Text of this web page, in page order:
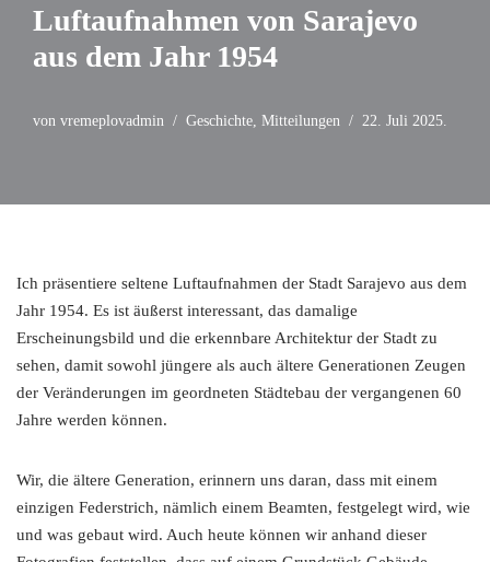
Luftaufnahmen von Sarajevo
aus dem Jahr 1954
von vremeplovadmin Geschichte Mitteilungen 22. Juli 2025.
Ich präsentiere seltene Luftaufnahmen der Stadt Sarajevo aus dem
Jahr 1954. Es ist äußerst interessant, das damalige
Erscheinungsbild und die erkennbare Architektur der Stadt zu
sehen, damit sowohl jüngere als auch ältere Generationen Zeugen
der Veränderungen im geordneten Städtebau der vergangenen 60
Jahre werden können.
Wir, die ältere Generation, erinnern uns daran, dass mit einem
einzigen Federstrich, nämlich einem Beamten, festgelegt wird, wie
und was gebaut wird. Auch heute können wir anhand dieser